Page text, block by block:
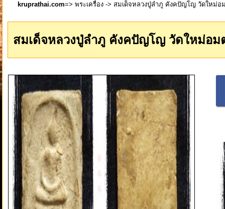
kruprathai.com=> พระเครื่อง -> สมเด็จหลวงปู่ลำภู คังคปัญโญ วัดใหม่อ
สมเด็จหลวงปู่ลำภู คังคปัญโญ วัดใหม่อม